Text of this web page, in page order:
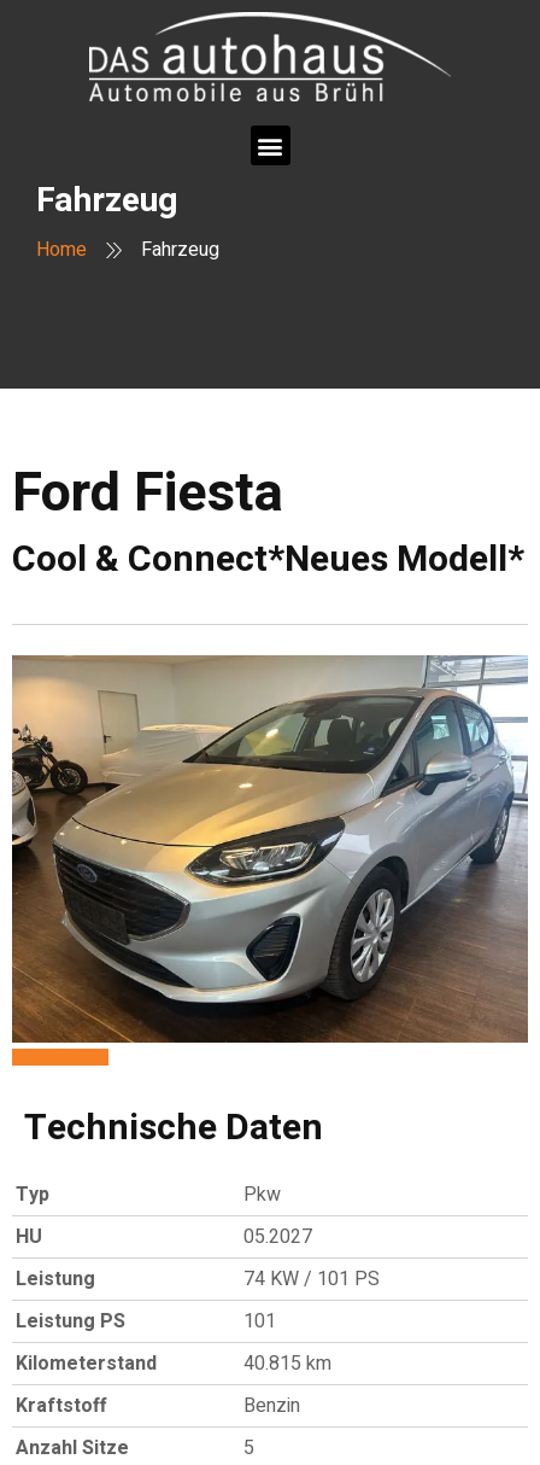
Fahrzeug
Home Fahrzeug
Ford Fiesta
Cool & Connect*Neues Modell*
Technische Daten
Typ
Pkw
HU
05.2027
Leistung
74 KW / 101 PS
Leistung PS
101
Kilometerstand
40.815 km
Kraftstoff
Benzin
Anzahl Sitze
5